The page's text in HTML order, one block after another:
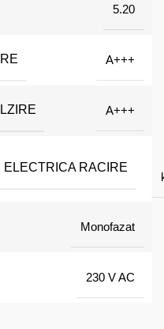
5.20
A+++
A+++
RACIRE
Monofazat
230 V AC